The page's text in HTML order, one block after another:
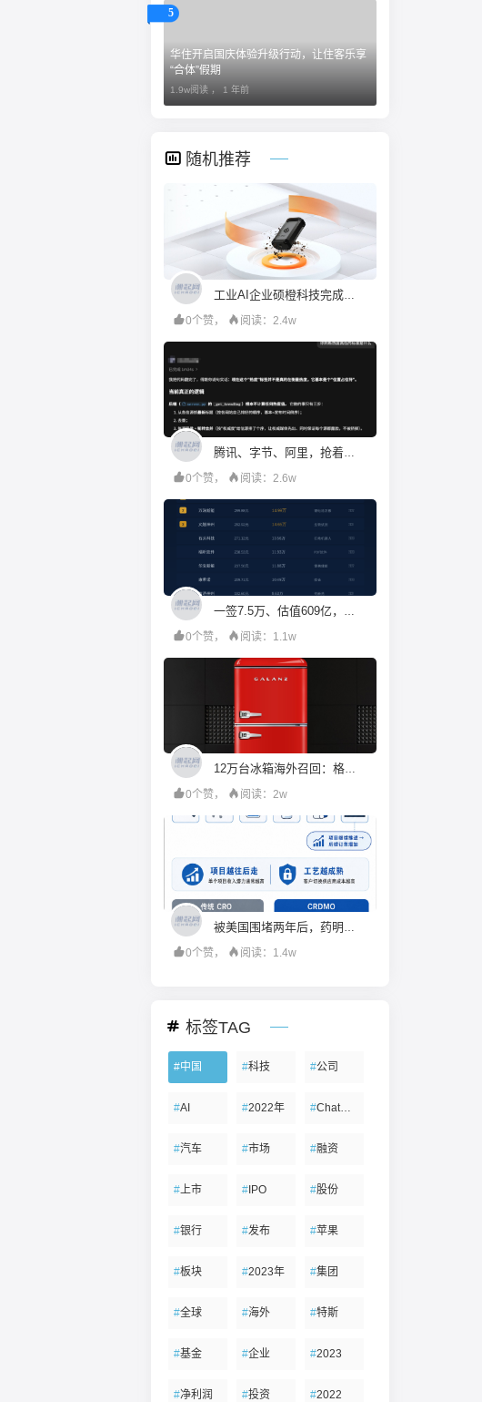
5
​华住开启国庆体验升级行动，让住客乐享
“合体”假期
1.9w阅读 ， 1 年前
随机推荐
工业AI企业硕橙科技完成超亿元D+轮融资，工业母机产业投资基金领投｜首发
0个赞，
阅读：2.4w
腾讯、字节、阿里，抢着给打工人配「AI助理」
0个赞，
阅读：2.6w
0个赞，
阅读：1.1w
12万台冰箱海外召回：格兰仕的成本账算错了什么
0个赞，
阅读：2w
被美国围堵两年后，药明康德硬起来了
0个赞，
阅读：1.4w
标签TAG
#中国 #科技 #公司
#AI #2022年 #ChatGPT
#汽车 #市场 #融资
#上市 #IPO #股份
#银行 #发布 #苹果
#板块 #2023年 #集团
#全球 #海外 #特斯
#基金 #企业 #2023
#净利润 #投资 #2022